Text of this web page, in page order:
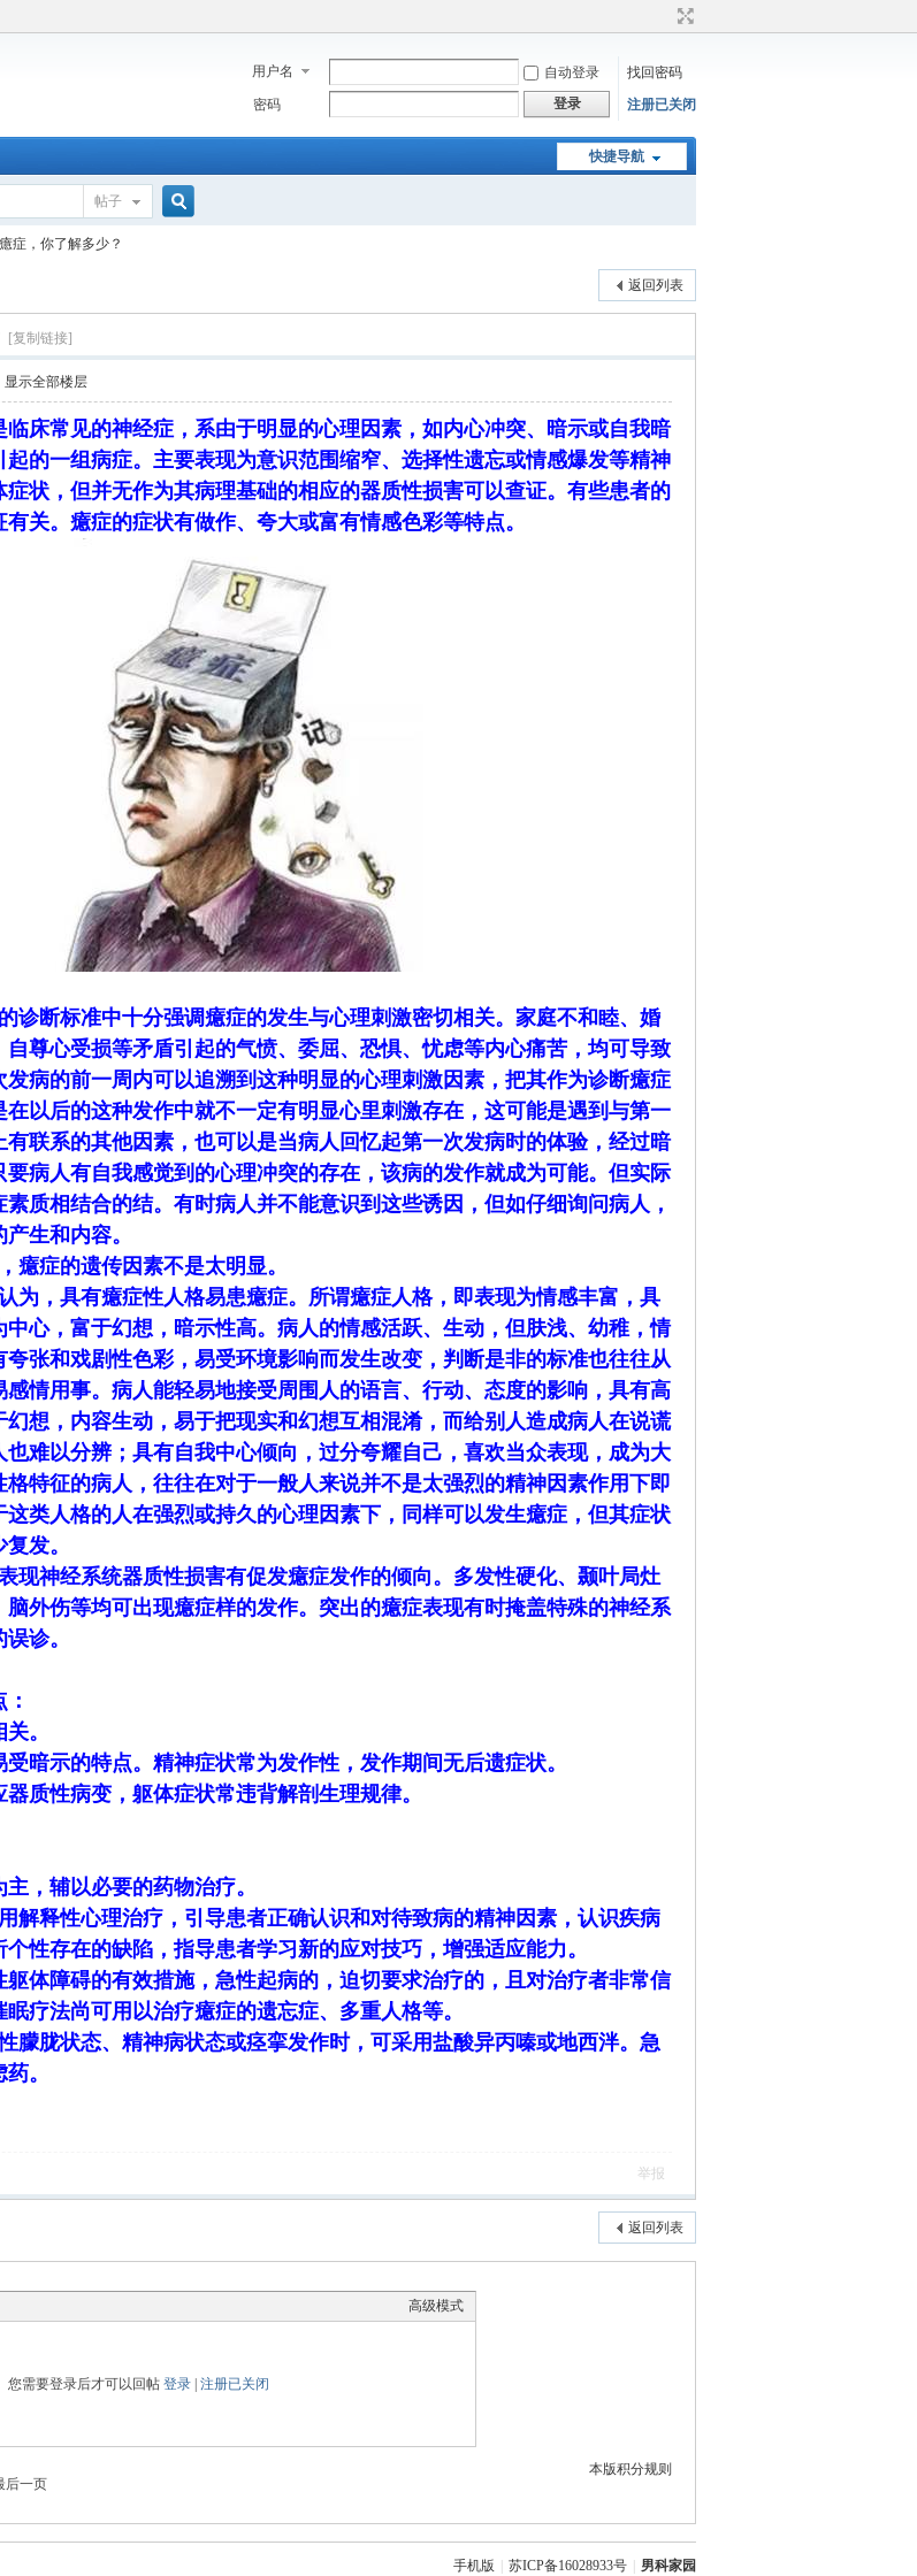
用户名 自动登录
找回密码
密码
登录 注册已关闭
快捷导航
帖子
症，你了解多少？
返回列表
[复制链接]
显示全部楼层
床常见的神经症，系由于明显的心理因素，如内心冲突、暗示或自我暗
的一组病症。主要表现为意识范围缩窄、选择性遗忘或情感爆发等精神
状，但并无作为其病理基础的相应的器质性损害可以查证。有些患者的
关。癔症的症状有做作、夸大或富有情感色彩等特点。
诊断标准中十分强调癔症的发生与心理刺激密切相关。家庭不和睦、婚
尊心受损等矛盾引起的气愤、委屈、恐惧、忧虑等内心痛苦，均可导致
病的前一周内可以追溯到这种明显的心理刺激因素，把其作为诊断癔症
在以后的这种发作中就不一定有明显心里刺激存在，这可能是遇到与第一
有联系的其他因素，也可以是当病人回忆起第一次发病时的体验，经过暗
病人有自我感觉到的心理冲突的存在，该病的发作就成为可能。但实际
质相结合的结。有时病人并不能意识到这些诱因，但如仔细询问病人，
生和内容。
癔症的遗传因素不是太明显。
为，具有癔症性人格易患癔症。所谓癔症人格，即表现为情感丰富，具
心，富于幻想，暗示性高。病人的情感活跃、生动，但肤浅、幼稚，情
张和戏剧性色彩，易受环境影响而发生改变，判断是非的标准也往往从
情用事。病人能轻易地接受周围人的语言、行动、态度的影响，具有高
幻想，内容生动，易于把现实和幻想互相混淆，而给别人造成病人在说谎
也难以分辨；具有自我中心倾向，过分夸耀自己，喜欢当众表现，成为大
特征的病人，往往在对于一般人来说并不是太强烈的精神因素作用下即
类人格的人在强烈或持久的心理因素下，同样可以发生癔症，但其症状
发。
现神经系统器质性损害有促发癔症发作的倾向。多发性硬化、颞叶局灶
外伤等均可出现癔症样的发作。突出的癔症表现有时掩盖特殊的神经系
诊。
。
暗示的特点。精神症状常为发作性，发作期间无后遗症状。
质性病变，躯体症状常违背解剖生理规律。
，辅以必要的药物治疗。
解释性心理治疗，引导患者正确认识和对待致病的精神因素，认识疾病
性存在的缺陷，指导患者学习新的应对技巧，增强适应能力。
躯体障碍的有效措施，急性起病的，迫切要求治疗的，且对治疗者非常信
疗法尚可用以治疗癔症的遗忘症、多重人格等。
朦胧状态、精神病状态或痉挛发作时，可采用盐酸异丙嗪或地西泮。急
。
举报
返回列表
高级模式
您需要登录后才可以回帖 登录 注册已关闭
本版积分规则
后一页
手机版 苏ICP备16028933号 男科家园